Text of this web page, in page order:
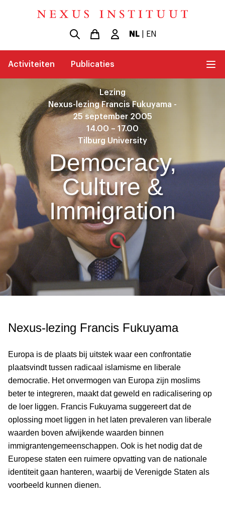
NL| EN
Activiteiten Publicaties
Lezing
Nexus-lezing Francis Fukuyama -
25 september 2005
14.00 – 17.00
Tilburg University
Democracy,
Culture &
Immigration
Nexus-lezing Francis Fukuyama
Europa is de plaats bij uitstek waar een confrontatie
plaatsvindt tussen radicaal islamisme en liberale
democratie. Het onvermogen van Europa zijn moslims
beter te integreren, maakt dat geweld en radicalisering op
de loer liggen. Francis Fukuyama suggereert dat de
oplossing moet liggen in het laten prevaleren van liberale
waarden boven afwijkende waarden binnen
immigrantengemeenschappen. Ook is het nodig dat de
Europese staten een ruimere opvatting van de nationale
identiteit gaan hanteren, waarbij de Verenigde Staten als
voorbeeld kunnen dienen.